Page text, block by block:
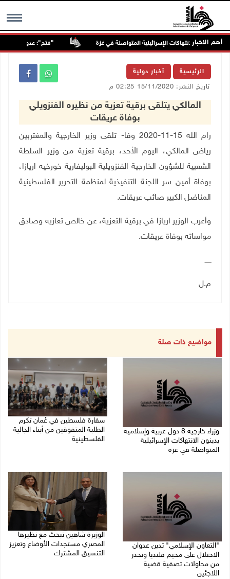
MENU أهم الاخبار "فتح": عدوان الاحتلال
الرئيسية أخبار دولية
تاريخ النشر: 15/11/2020 02:25 م
المالكي يتلقى برقية تعزية من نظيره الفنزويلي
بوفاة عريقات
رام الله 15-11-2020 وفا- تلقى وزير الخارجية والمغتربين
رياض المالكي، اليوم الأحد، برقية تعزية من وزير السلطة
الشعبية للشؤون الخارجية الفنزويلية البوليفارية خورخيه اريازا،
بوفاة أمين سر اللجنة التنفيذية لمنظمة التحرير الفلسطينية
المناضل الكبير صائب عريقات.
وأعرب الوزير اريازا في برقية التعزية، عن خالص تعازيه وصادق
مواساته بوفاة عریقات.
ــــــ
م.ل
مواضيع ذات صلة
وزراء خارجية 8 دول عربية وإسلامية
يدينون الانتهاكات الإسرائيلية
المتواصلة في غزة
سفارة فلسطين في عُمان تكرم
الطلبة المتفوقين من أبناء الجالية
الفلسطينية
"التعاون الإسلامي" تدين عدوان
الاحتلال على مخيم قلنديا وتحذر
من محاولات تصفية قضية
اللاجئين
الوزيرة شاهين تبحث مع نظيرها
المصري مستجدات الأوضاع وتعزيز
التنسيق المشترك